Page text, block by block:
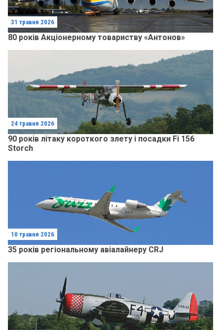
31 травня 2026
80 років Акціонерному товариству «Антонов»
24 травня 2026
90 років літаку короткого злету і посадки Fi 156
Storch
10 травня 2026
35 років регіональному авіалайнеру CRJ